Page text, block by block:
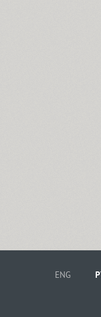
ENG